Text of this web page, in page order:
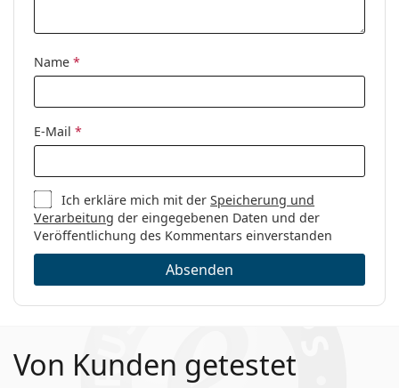
Name *
E-Mail *
Ich erkläre mich mit derSpeicherung und
Verarbeitung der eingegebenen Daten und der
Veröffentlichung des Kommentars einverstanden
Absenden
Von Kunden getestet